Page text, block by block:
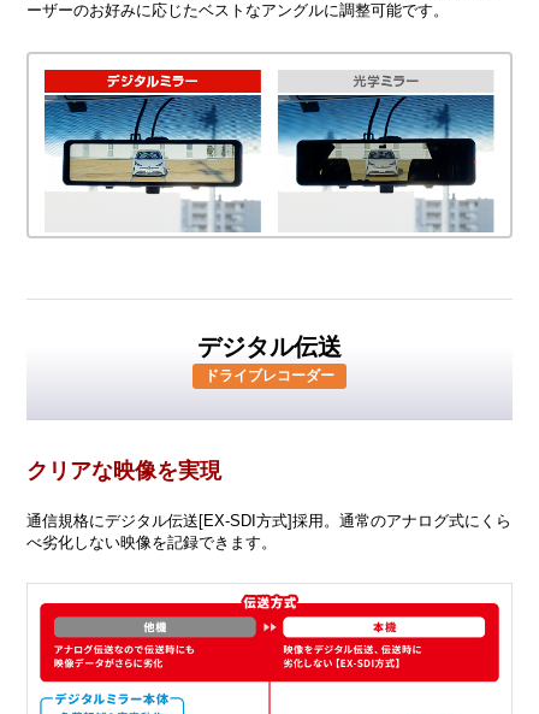
ーザーのお好みに応じたベストなアングルに調整可能です。
デジタル伝送
ドライブレコーダー
クリアな映像を実現
通信規格にデジタル伝送[EX-SDI方式]採用。通常のアナログ式にくら
べ劣化しない映像を記録できます。